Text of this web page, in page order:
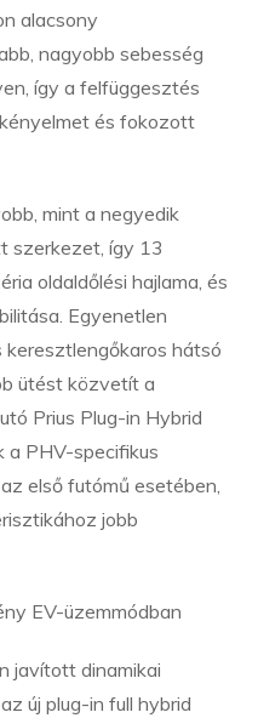
alacsony
nagyobb sebesség
így a felfüggesztés
és fokozott
mint a negyedik
szerkezet, így 13
oldaldőlési hajlama, és
Egyenetlen
hátsó
ütést közvetít a
Prius Plug-in Hybrid
a PHV-specifikus
első futómű esetében,
jobb
EV-üzemmódban
javított dinamikai
új plug-in full hybrid